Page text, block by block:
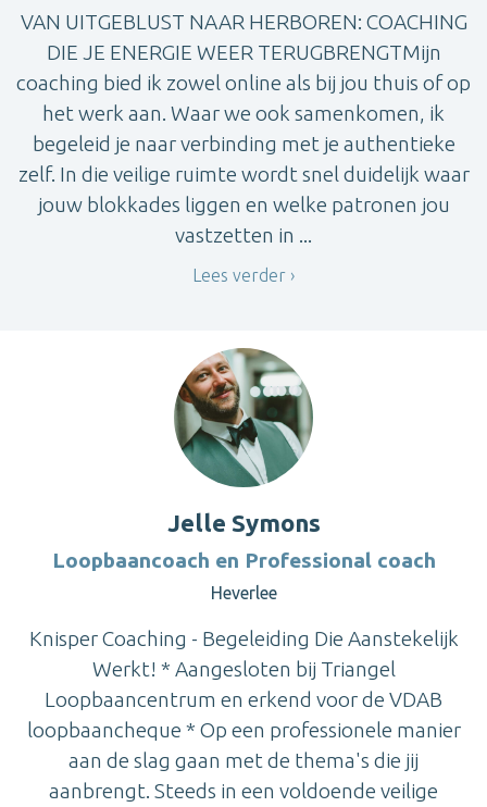
VAN UITGEBLUST NAAR HERBOREN: COACHING
DIE JE ENERGIE WEER TERUGBRENGTMijn
coaching bied ik zowel online als bij jou thuis of op
het werk aan. Waar we ook samenkomen, ik
begeleid je naar verbinding met je authentieke
zelf. In die veilige ruimte wordt snel duidelijk waar
jouw blokkades liggen en welke patronen jou
vastzetten in ...
Lees verder
Jelle Symons
Loopbaancoach en Professional coach
Heverlee
Knisper Coaching - Begeleiding Die Aanstekelijk
Werkt! * Aangesloten bij Triangel
Loopbaancentrum en erkend voor de VDAB
loopbaancheque * Op een professionele manier
aan de slag gaan met de thema's die jij
aanbrengt. Steeds in een voldoende veilige